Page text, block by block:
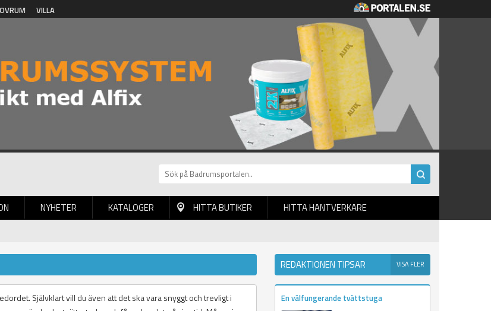
VILLA
NYHETER KATALOGER HITTA BUTIKER HITTA HANTVERKARE
Självklart vill du även att det ska vara snyggt och trevligt i
REDAKTIONEN TIPSAR VISA FLER
En välfungerande tvättstuga